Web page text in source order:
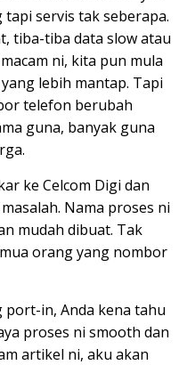
servis tak seberapa.
tiba-tiba data slow atau
ni, kita pun mula
lebih mantap. Tapi
telefon berubah
guna, banyak guna
ke Celcom Digi dan
Nama proses ni
mudah dibuat. Tak
orang yang nombor
in, Anda kena tahu
proses ni smooth dan
artikel ni, aku akan